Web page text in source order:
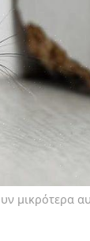
μικρότερα